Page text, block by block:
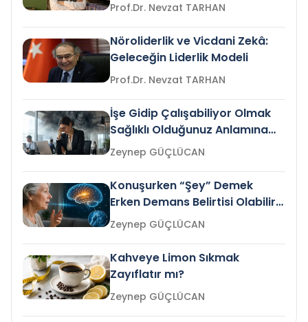
Prof.Dr. Nevzat TARHAN
Nöroliderlik ve Vicdani Zekâ:
Geleceğin Liderlik Modeli
Prof.Dr. Nevzat TARHAN
İşe Gidip Çalışabiliyor Olmak
Sağlıklı Olduğunuz Anlamına
Gelir mi?Zeynep GÜÇLÜCAN
Konuşurken “Şey” Demek
Erken Demans Belirtisi Olabilir
mi?
Zeynep GÜÇLÜCAN
Kahveye Limon Sıkmak
Zayıflatır mı?
Zeynep GÜÇLÜCAN